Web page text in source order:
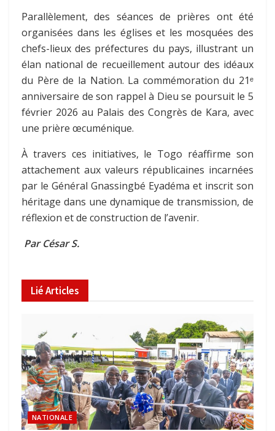
Parallèlement, des séances de prières ont été
organisées dans les églises et les mosquées des
chefs-lieux des préfectures du pays, illustrant un
élan national de recueillement autour des idéaux
du Père de la Nation. La commémoration du 21ᵉ
anniversaire de son rappel à Dieu se poursuit le 5
février 2026 au Palais des Congrès de Kara, avec
une prière œcuménique.
À travers ces initiatives, le Togo réaffirme son
attachement aux valeurs républicaines incarnées
par le Général Gnassingbé Eyadéma et inscrit son
héritage dans une dynamique de transmission, de
réflexion et de construction de l’avenir.
Par César S.
LiéArticles
NATIONALE